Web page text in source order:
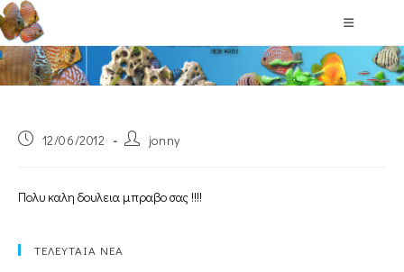
Blog
12/06/2012 jonny
Πολυ καλη δουλεια μπραβο σας !!!!
ΤΕΛΕΥΤΑΙΑ ΝΕΑ